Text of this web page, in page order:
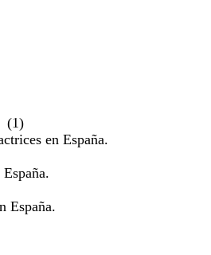
(1)
en España.
España.